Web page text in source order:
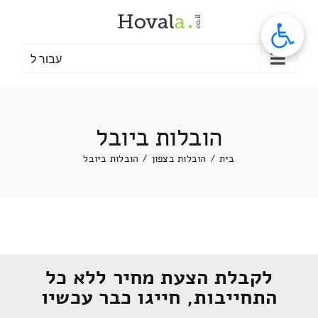
עבור ל
הובלות ביובל
בית / הובלות בצפון / הובלות ביובל
לקבלת הצעת מחיר ללא כל
התחייבות, חייגו כבר עכשיו